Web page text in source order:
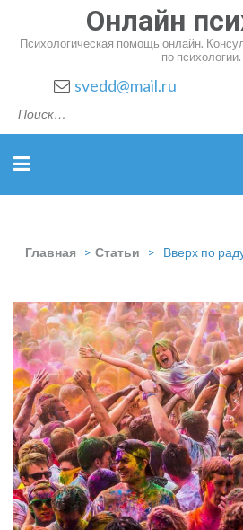
Онлайн
Психологическая помощь онлайн.
по психологии.
svedd@mail.ru
Главная > Статьи >
Вверх по